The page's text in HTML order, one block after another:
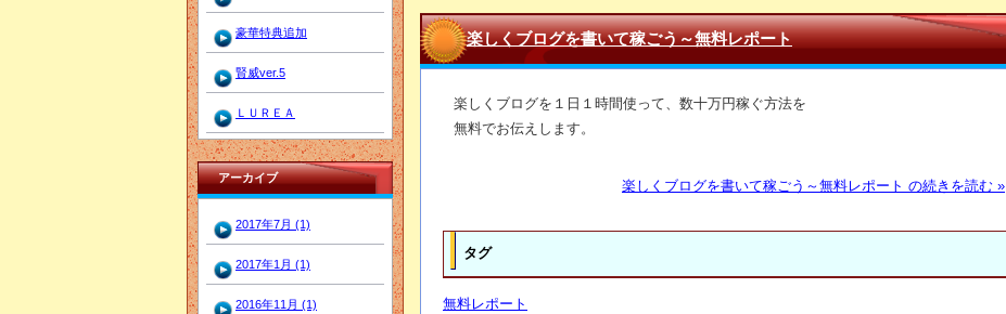
楽しくブログを書いて稼ごう～無料レポート
楽しくブログを１日１時間使って、数十万円稼ぐ方法を
無料でお伝えします。
楽しくブログを書いて稼ごう～無料レポート の続きを読む »
タグ
無料レポート
豪華特典追加
賢威ver.5
ＬＵＲＥＡ
アーカイブ
2017年7月 (1)
2017年1月 (1)
2016年11月 (1)